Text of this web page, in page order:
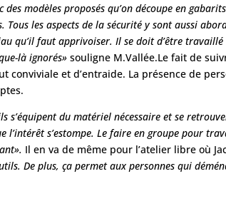
des modèles proposés qu’on découpe en
les aspects de la sécurité y sont aussi
qu’il faut apprivoiser. Il se doit d’être travaillé
là ignorés» souligne M.Vallée.Le fait de
conviviale et d’entraide. La présence de
s’équipent du matériel nécessaire et se
s’estompe. Le faire en groupe pour
Il en va de même pour l’atelier libre où
De plus, ça permet aux personnes qui